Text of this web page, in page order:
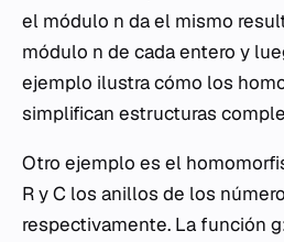
el módulo n da el mismo
módulo n de cada entero y
ejemplo ilustra cómo los
simplifican estructuras
Otro ejemplo es el
R y C los anillos de los
respectivamente. La función